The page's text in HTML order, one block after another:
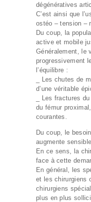
dégénératives
C’est ainsi que
ostéo – tension –
Du coup, la
active et mobile
Généralement, le
progressivement
l’équilibre :
_ Les chutes de
d’une véritable
_ Les fractures
du fémur
courantes.
Du coup, le
augmente
En ce sens, la
face à cette
En général, les
et les chirurgiens
chirurgiens
plus en plus